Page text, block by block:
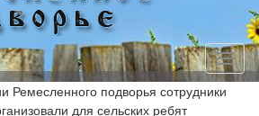
Ремесленного подворья сотрудники
для сельских ребят